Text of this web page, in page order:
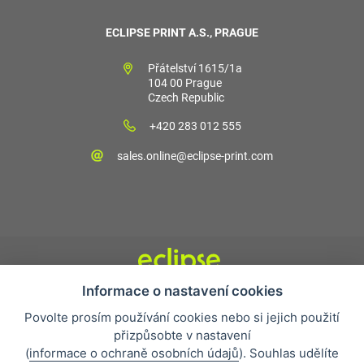
ECLIPSE PRINT A.S., PRAGUE
Přátelství 1615/1a
104 00 Prague
Czech Republic
+420 283 012 555
sales.online@eclipse-print.com
Obchodní podmínky
Nejčastější otázky
Ochrana osobních údajů
O společnosti
Informace o nastavení cookies
Povolte prosím používání cookies nebo si jejich použití
přizpůsobte v nastavení
(informace o ochraně osobních údajů). Souhlas udělíte